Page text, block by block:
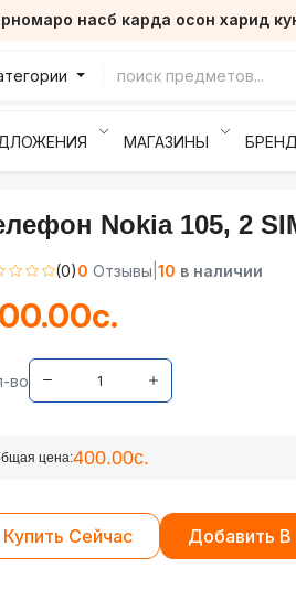
насб карда осон харид
МАГАЗИНЫ
Nokia 105, 2
(0)0 Отзывы 10 в наличии
во
цена:400.00с.
Купить Сейчас Добавить В